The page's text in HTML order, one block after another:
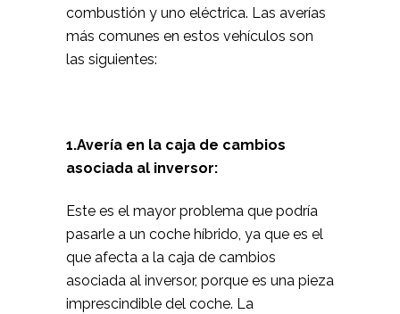
combustión y uno eléctrica. Las averías
más comunes en estos vehículos son
las siguientes:
1.Avería en la caja de cambios
asociada al inversor:
Este es el mayor problema que podría
pasarle a un coche híbrido, ya que es el
que afecta a la caja de cambios
asociada al inversor, porque es una pieza
imprescindible del coche. La